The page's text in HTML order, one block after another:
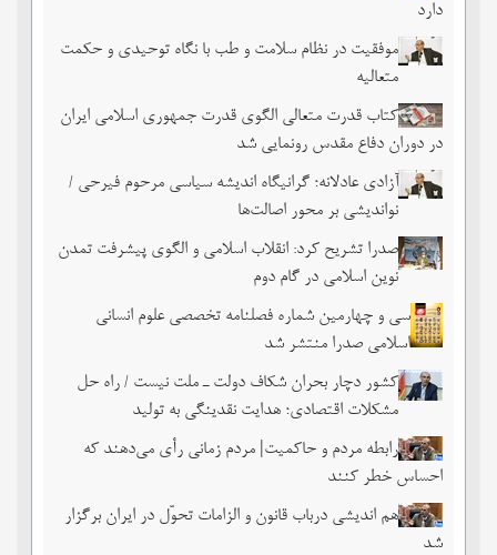
دارد
موفقیت در نظام سلامت و طب با نگاه توحیدی و حکمت
متعالیه
کتاب قدرت متعالی الگوی قدرت جمهوری اسلامی ایران
در دوران دفاع مقدس رونمایی شد
آزادی عادلانه؛ گرانیگاه اندیشه سیاسی مرحوم فیرحی /
نواندیشی بر محور اصالت‌ها
صدرا تشریح کرد: انقلاب اسلامی و الگوی پیشرفت تمدن
نوین اسلامی در گام دوم
سی و چهارمین شماره فصلنامه تخصصی علوم انسانی
اسلامی صدرا منتشر شد
کشور دچار بحران شکاف دولت ـ ملت نیست / راه حل
مشکلات اقتصادی؛ هدایت نقدینگی به تولید
رابطه مردم و حاکمیت| مردم زمانی رأی می‌دهند که
احساس خطر ‌کنند
هم اندیشی درباب قانون و الزامات تحوّل در ایران برگزار
شد